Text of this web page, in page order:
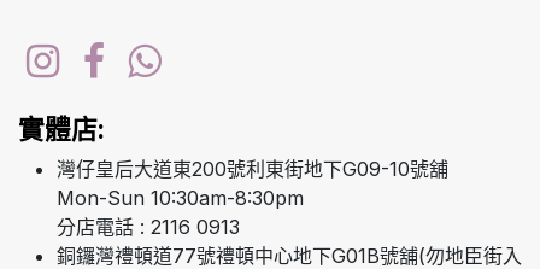
實體店:
灣仔皇后大道東200號利東街地下G09-10號舖
Mon-Sun 10:30am-8:30pm
分店電話 : 2116 0913
銅鑼灣禮頓道77號禮頓中心地下G01B號舖(勿地臣街入